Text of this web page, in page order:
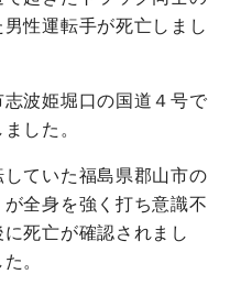
性運転手が死亡しまし
波姫堀口の国道４号で
した。
ていた福島県郡山市の
全身を強く打ち意識不
死亡が確認されまし
。